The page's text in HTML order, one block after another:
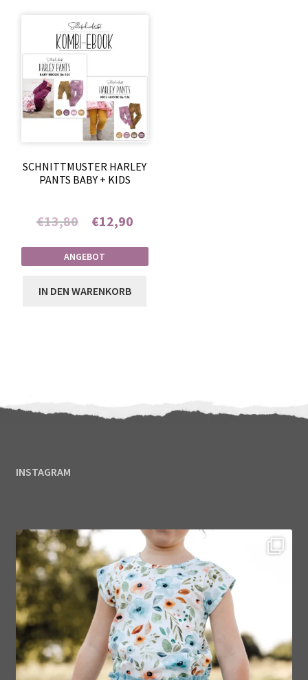
SCHNITTMUSTER HARLEY
PANTS BABY + KIDS
€13,80
Ursprünglicher
Preis
war:
€13,80
€12,90Aktueller
Preis
ist:
ANGEBOT
IN DEN WARENKORB
INSTAGRAM